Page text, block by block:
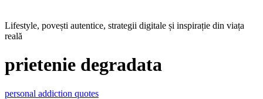
Lifestyle, povești autentice, strategii digitale și inspirație din viața
reală
prietenie degradata
personal addiction quotes